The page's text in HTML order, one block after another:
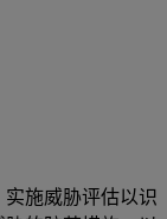
施威胁评估以识